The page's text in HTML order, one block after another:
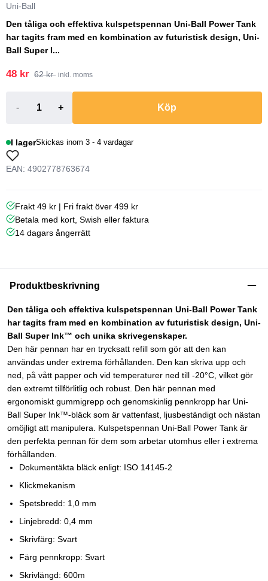
Uni-Ball
Den tåliga och effektiva kulspetspennan Uni-Ball Power Tank
har tagits fram med en kombination av futuristisk design, Uni-
Ball Super I...
48 kr 62 kr inkl. moms
- + Köp
I lagerSkickas inom 3 - 4 vardagar
EAN: 4902778763674
Frakt 49 kr | Fri frakt över 499 kr
Betala med kort, Swish eller faktura
14 dagars ångerrätt
Produktbeskrivning
Den tåliga och effektiva kulspetspennan Uni-Ball Power Tank
har tagits fram med en kombination av futuristisk design, Uni-
Ball Super Ink™ och unika skrivegenskaper.
Den här pennan har en trycksatt refill som gör att den kan
användas under extrema förhållanden. Den kan skriva upp och
ned, på vått papper och vid temperaturer ned till -20°C, vilket gör
den extremt tillförlitlig och robust. Den här pennan med
ergonomiskt gummigrepp och genomskinlig pennkropp har Uni-
Ball Super Ink™-bläck som är vattenfast, ljusbeständigt och nästan
omöjligt att manipulera. Kulspetspennan Uni-Ball Power Tank är
den perfekta pennan för dem som arbetar utomhus eller i extrema
förhållanden.
Dokumentäkta bläck enligt: ISO 14145-2
Klickmekanism
Spetsbredd: 1,0 mm
Linjebredd: 0,4 mm
Skrivfärg: Svart
Färg pennkropp: Svart
Skrivlängd: 600m